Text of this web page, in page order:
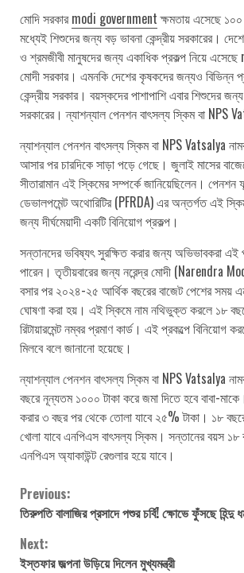
মোদি সরকারmodi governmentক্ষমতায় এসেছে
মধ্যেই শিশুদের জন্য বড় ভাবনা কেন্দ্রীয় সরকারের।
ও শ্রমজীবী মানুষদের জন্য একাধিক প্রকল্প নিয়ে
মোদী সরকার। এমনকি দেশের কৃষকদের জন্যও বিভিন্ন
কেন্দ্রীয় সরকার। বয়স্কদের পাশাপাশি এবার শিশুদের
সরকারের। ন্যাশন্যাল পেনশন বাৎসল্য স্কিম বা NPS
ন্যাশন্যাল পেনশন বাৎসল্য স্কিম বা NPS Vatsalya
আসার পর চারদিকে সাড়া পড়ে গেছে। জুলাই মাসের বাজেটে
সীতারামান এই স্কিমের সম্পর্কে জানিয়েছিলেন। পেনশন
ডেভালপমেন্ট অথোরিটির (PFRDA) এর অন্তর্গত এই
জন্য দীর্ঘমেয়াদী একটি বিনিয়োগ প্রকল্প।
সন্তানদের ভবিষ্যৎ সুরক্ষিত করার জন্য অভিভাবকরা এই
পারেন। তৃতীয়বারের জন্য নরেন্দ্র মোদী (Narendra
বসার পর ২০২৪-২৫ আর্থিক বছরের বাজেট পেশের সময়
ঘোষণা করা হয়। এই স্কিমে নাম নথিভুক্ত করলে ১৮
রিটায়ারমেন্ট নম্বর প্রমাণ কার্ড। এই প্রকল্পে বিনিয়োগ
মিলবে বলে জানানো হয়েছে।
ন্যাশন্যাল পেনশন বাৎসল্য স্কিম বা NPS Vatsalya
বছরে নূন্যতম ১০০০ টাকা করে জমা দিতে হবে বাবা-
করার ৩ বছর পর থেকে তোলা যাবে ২৫% টাকা। ১৮
খোলা যাবে এনপিএস বাৎসল্য স্কিম। সন্তানের বয়স ১৮
এনপিএস অ্যাকাউন্ট রেগুলার হয়ে যাবে।
Continue
Reading
Previous:
তিরুপতি বালাজির প্রসাদে পশুর চর্বি! ক্ষোভে ফুঁসছে হিন্দু
Next:
ইস্তফার জল্পনা উড়িয়ে দিলেন মুখ্যমন্ত্রী